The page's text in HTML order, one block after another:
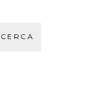
CERCA